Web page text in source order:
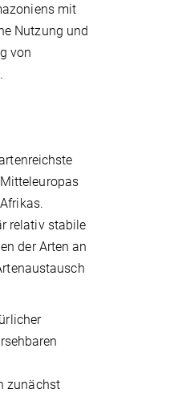
mit
Nutzung und
von
relativ stabile
der Arten an
zunächst